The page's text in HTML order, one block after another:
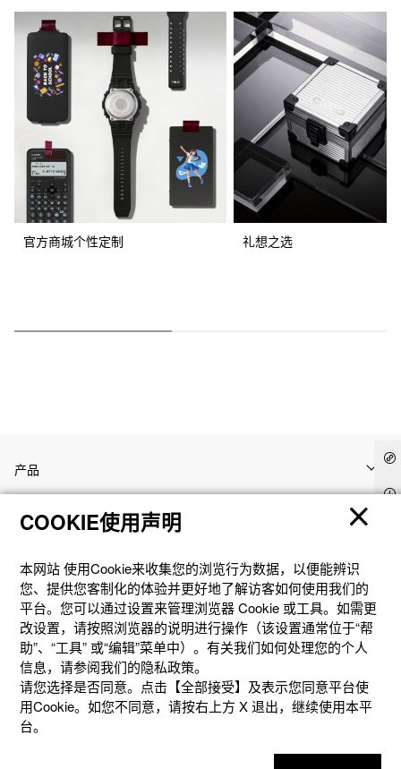
官方商城个性定制 礼想之选
产品
客户支持
资讯
社交媒体
COOKIE使用声明
本网站 使⽤Cookie来收集您的浏览⾏为数据，以便能辨识
您、提供您客制化的体验并更好地了解访客如何使⽤我们的
平台。您可以通过设置来管理浏览器 Cookie 或⼯具。如需更
改设置，请按照浏览器的说明进⾏操作（该设置通常位于“帮
助”、“⼯具” 或“编辑”菜单中）。有关我们如何处理您的个⼈
信息，请参阅我们的隐私政策。
请您选择是否同意。点击【全部接受】及表示您同意平台使
用Cookie。如您不同意，请按右上⽅ X 退出，继续使⽤本平
台。